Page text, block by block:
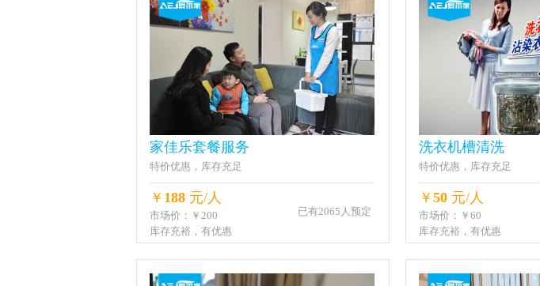
家佳乐套餐服务
特价优惠，库存充足
￥ 188 元/人
市场价：￥200
库存充裕，有优惠
已有2065人预定
洗衣机槽清洗
特价优惠，库存充足
￥ 50 元/人
市场价：￥60
库存充裕，有优惠